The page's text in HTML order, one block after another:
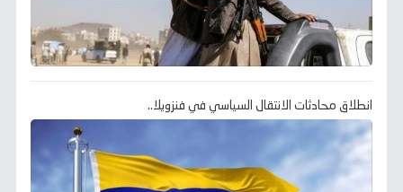
انطلاق محادثات الانتقال السياسي في فنزويلا..